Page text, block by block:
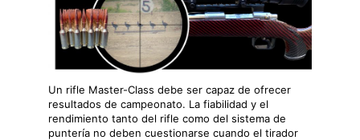
Un rifle Master-Class debe ser capaz de ofrecer
resultados de campeonato. La fiabilidad y el
rendimiento tanto del rifle como del sistema de
puntería no deben cuestionarse cuando el tirador